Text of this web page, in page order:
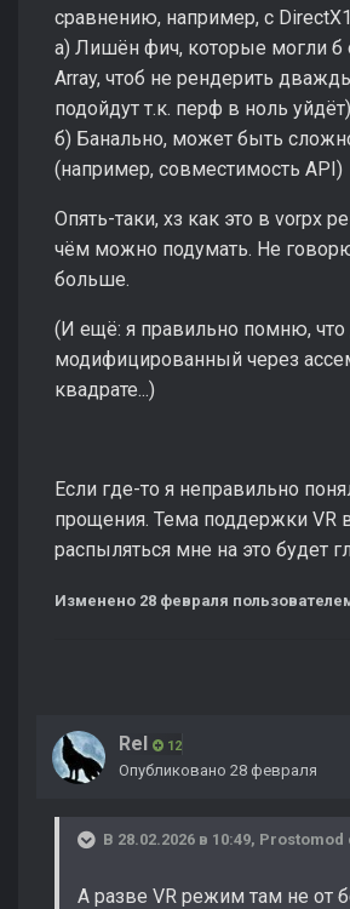
сравнению, например, с
а) Лишён фич, которые могли б
Array, чтоб не рендерить
подойдут т.к. перф в ноль уйдёт)
б) Банально, может быть
(например, совместимость API)
Опять-таки, хз как это в vorpx
чём можно подумать. Не
больше.
(И ещё: я правильно помню,
модифицированный через
квадрате...)
Если где-то я неправильно
прощения. Тема поддержки VR
распыляться мне на это будет
Изменено 28 февраля
Rel 12
Опубликовано 28 февраля
В 28.02.2026 в 10:49, Prostomod
А разве VR режим там не от